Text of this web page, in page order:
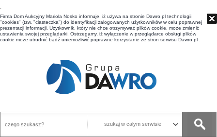
t
Firma Dom Aukcyjny Mariola Nosko informuje, iż używa na stronie Dawro.pl technologii
"cookies" (tzw. "ciasteczka") do identyfikacji zalogowanych użytkowników w celu poprawnej
prezentacji informacji. Użytkownik, który nie chce otrzymywać plików cookie, może zmienić
ustawienia swojej przeglądarki. Ostrzegamy, iż wyłączenie w przeglądarce obsługi plików
cookie może utrudnić bądź uniemożliwić poprawne korzystanie ze stron serwisu Dawro.pl .
szukaj w całym serwisie